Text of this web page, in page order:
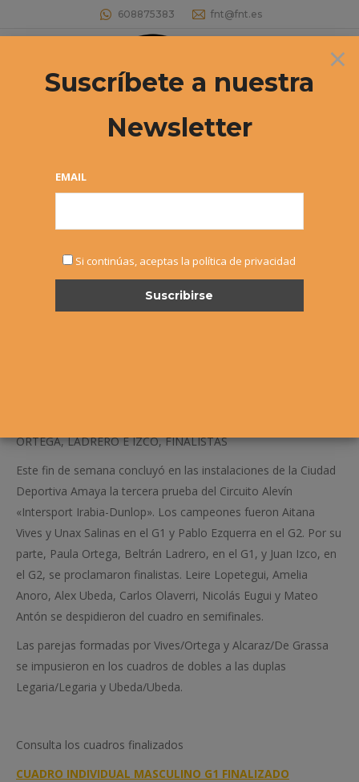
608875383 fnt@fnt.es
Buscar:
ORTEGA, LADRERO E IZCO, FINALISTAS
Este fin de semana concluyó en las instalaciones de la Ciudad
Deportiva Amaya la tercera prueba del Circuito Alevín
«Intersport Irabia-Dunlop». Los campeones fueron Aitana
Vives y Unax Salinas en el G1 y Pablo Ezquerra en el G2. Por su
parte, Paula Ortega, Beltrán Ladrero, en el G1, y Juan Izco, en
el G2, se proclamaron finalistas. Leire Lopetegui, Amelia
Anoro, Alex Ubeda, Carlos Olaverri, Nicolás Eugui y Mateo
Antón se despidieron del cuadro en semifinales.
Las parejas formadas por Vives/Ortega y Alcaraz/De Grassa
se impusieron en los cuadros de dobles a las duplas
Legaria/Legaria y Ubeda/Ubeda.
Consulta los cuadros finalizados
CUADRO INDIVIDUAL MASCULINO G1 FINALIZADO
×
Suscríbete a nuestra
Newsletter
EMAIL
Si continúas, aceptas la política de privacidad